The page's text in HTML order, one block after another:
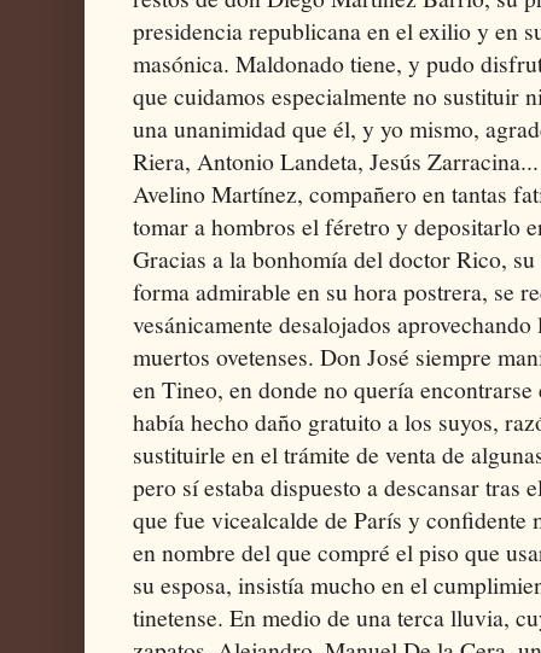
presidencia republicana en el exilio y en
masónica. Maldonado tiene, y pudo
que cuidamos especialmente no sustituir
una unanimidad que él, y yo mismo,
Riera, Antonio Landeta, Jesús
Avelino Martínez, compañero en tantas
tomar a hombros el féretro y depositarlo
Gracias a la bonhomía del doctor Rico,
forma admirable en su hora postrera, se
vesánicamente desalojados
muertos ovetenses. Don José siempre
en Tineo, en donde no quería
había hecho daño gratuito a los suyos,
sustituirle en el trámite de venta de
pero sí estaba dispuesto a descansar tras
que fue vicealcalde de París y
en nombre del que compré el piso que
su esposa, insistía mucho en el
tinetense. En medio de una terca lluvia,